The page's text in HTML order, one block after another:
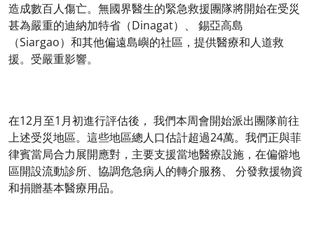
造成數百人傷亡。無國界醫生的緊急救援團隊將開始在受災
甚為嚴重的迪納加特省（Dinagat）、 錫亞高島
（Siargao）和其他偏遠島嶼的社區，提供醫療和人道救
援。受嚴重影響。
在12月至1月初進行評估後， 我們本周會開始派出團隊前往
上述受災地區。這些地區總人口估計超過24萬。我們正與菲
律賓當局合力展開應對，主要支援當地醫療設施，在偏僻地
區開設流動診所、協調危急病人的轉介服務、 分發救援物資
和捐贈基本醫療用品。